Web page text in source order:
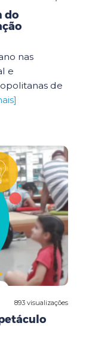
do
nas
e
de
893 visualizações